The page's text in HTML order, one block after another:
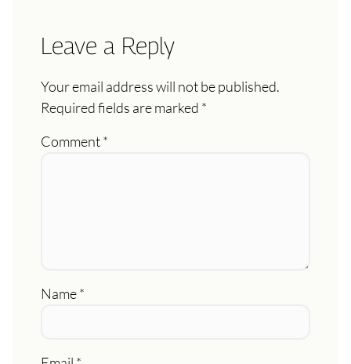
Leave a Reply
Your email address will not be published.
Required fields are marked *
Comment*
Name*